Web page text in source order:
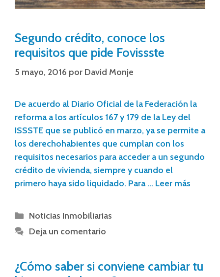
Segundo crédito, conoce los
requisitos que pide Fovissste
5 mayo, 2016 por David Monje
De acuerdo al Diario Oficial de la Federación la
reforma a los artículos 167 y 179 de la Ley del
ISSSTE que se publicó en marzo, ya se permite a
los derechohabientes que cumplan con los
requisitos necesarios para acceder a un segundo
crédito de vivienda, siempre y cuando el
primero haya sido liquidado. Para … Leer más
Noticias Inmobiliarias
Deja un comentario
¿Cómo saber si conviene cambiar tu